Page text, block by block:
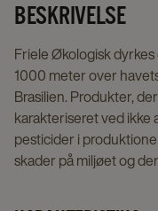
BESKRIVELSE
Friele Økologisk
1000 meter over
Brasilien. Produkter,
karakteriseret ved ikke
pesticider i
skader på miljøet og